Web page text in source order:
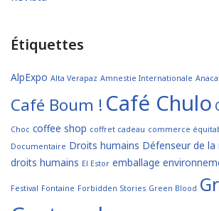
Étiquettes
AlpExpo Alta Verapaz Amnestie Internationale
Café Boum ! Café Chulo
Choc coffee shop coffret cadeau commerce
Documentaire Droits humains Défenseur de
droits humains El Estor emballage
Festival Fontaine Forbidden Stories Green Blood